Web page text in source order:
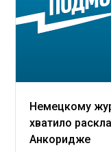
Немецкому
хватило
Анкоридже